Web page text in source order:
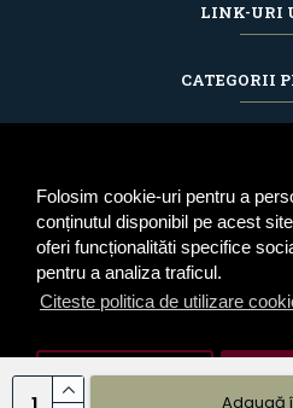
Folosim cookie-uri pentru a
conținutul disponibil pe acest
oferi funcționalităti specifice
pentru a analiza traficul.
Citeste politica de utilizare
Setari cookie
Adaugă
LINK-URI
CATEGORII